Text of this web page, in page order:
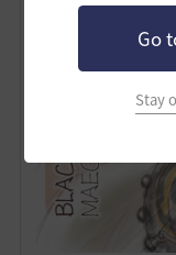
Go
Stay